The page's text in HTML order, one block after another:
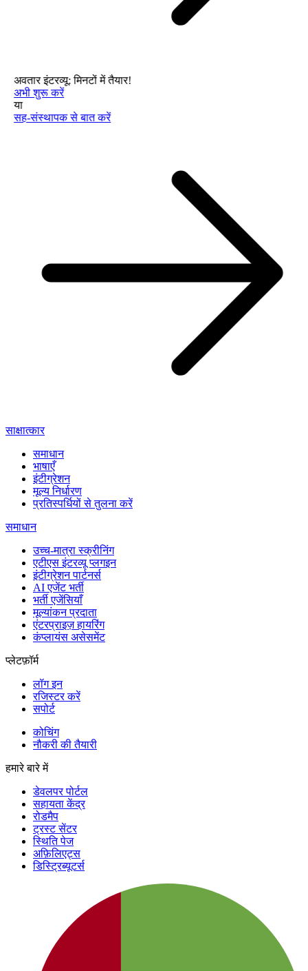
अवतार इंटरव्यू: मिनटों में तैयार!
अभी शुरू करें
या
सह-संस्थापक से बात करें
साक्षात्कार
समाधान
भाषाएँ
इंटीग्रेशन
मूल्य निर्धारण
प्रतिस्पर्धियों से तुलना करें
समाधान
उच्च-मात्रा स्क्रीनिंग
एटीएस इंटरव्यू प्लगइन
इंटीग्रेशन पार्टनर्स
AI एजेंट भर्ती
भर्ती एजेंसियाँ
मूल्यांकन प्रदाता
एंटरप्राइज़ हायरिंग
कंप्लायंस असेसमेंट
प्लेटफ़ॉर्म
लॉग इन
रजिस्टर करें
सपोर्ट
कोचिंग
नौकरी की तैयारी
हमारे बारे में
डेवलपर पोर्टल
सहायता केंद्र
रोडमैप
ट्रस्ट सेंटर
स्थिति पेज
अफ़िलिएट्स
डिस्ट्रिब्यूटर्स